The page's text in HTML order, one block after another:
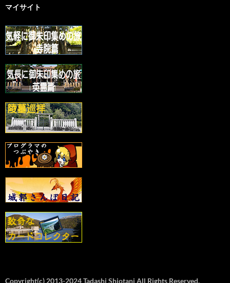
マイサイト
Copyright(c) 2013-2024 Tadashi Shiotani All Rights Reserved.